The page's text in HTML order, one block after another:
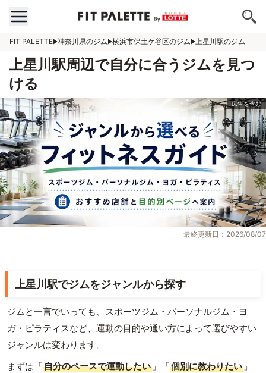
FIT PALETTE 神奈川県のジム 横浜市保土ケ谷区のジム 上星川駅のジム
上星川駅周辺で自分に合うジムを見つ
ける
最終更新日：2026/08/07
上星川駅でジムをジャンルから探す
ジムと一言でいっても、スポーツジム・パーソナルジム・ヨ
ガ・ピラティスなど、運動の目的や通い方によって選びやすい
ジャンルは変わります。
まずは「自分のペースで運動したい 」「個別に教わりたい 」